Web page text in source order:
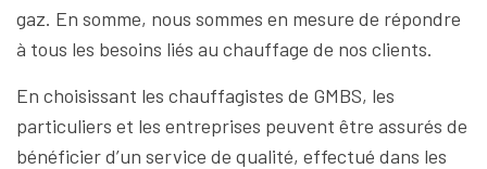
gaz. En somme, nous sommes en mesure de répondre
à tous les besoins liés au chauffage de nos clients.
En choisissant les chauffagistes de GMBS, les
particuliers et les entreprises peuvent être assurés de
bénéficier d’un service de qualité, effectué dans les